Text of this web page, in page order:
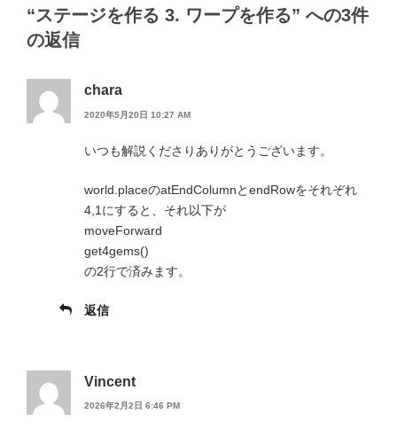
“ステージを作る 3. ワープを作る” への3件
の返信
chara
2020年5月20日 10:27 AM
いつも解説くださりありがとうございます。
world.placeのatEndColumnとendRowをそれぞれ
4,1にすると、それ以下が
moveForward
get4gems()
の2行で済みます。
返信
Vincent
2026年2月2日 6:46 PM